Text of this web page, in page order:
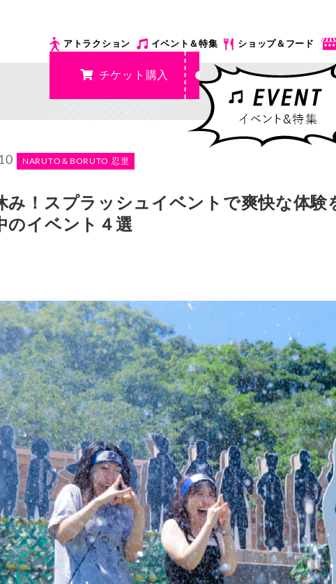
アトラクション イベント＆特集 ショップ＆フード
チケット購入
NARUTO＆BORUTO 忍里
み！スプラッシュイベントで爽快な体験を
のイベント４選